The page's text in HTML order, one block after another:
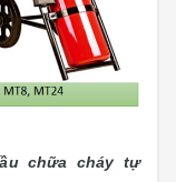
chữa cháy tự